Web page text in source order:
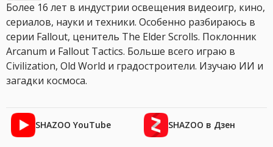
Более 16 лет в индустрии освещения видеоигр, кино,
сериалов, науки и техники. Особенно разбираюсь в
серии Fallout, ценитель The Elder Scrolls. Поклонник
Arcanum и Fallout Tactics. Больше всего играю в
Civilization, Old World и градостроители. Изучаю ИИ и
загадки космоса.
SHAZOO YouTube SHAZOO в Дзен